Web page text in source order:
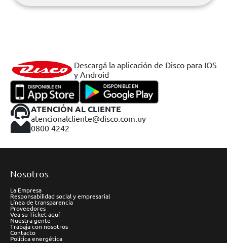
Descargá la aplicación de Disco para IOS
y Android
ATENCIÓN AL CLIENTE
atencionalcliente@disco.com.uy
0800 4242
Nosotros
La Empresa
Responsabilidad social y empresarial
Línea de transparencia
Proveedores
Vea su Ticket aquí
Nuestra gente
Trabaja con nosotros
Contacto
Política energética